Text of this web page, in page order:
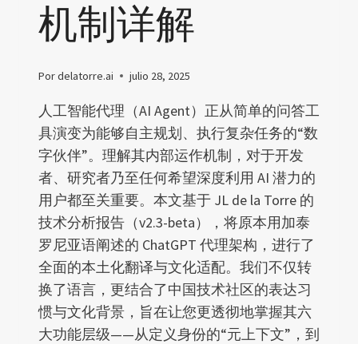
机制详解
Pordelatorre.ai julio 28, 2025
人工智能代理（AI Agent）正从简单的问答工
具演变为能够自主规划、执行复杂任务的“数
字伙伴”。理解其内部运作机制，对于开发
者、研究者乃至任何希望深度利用 AI 潜力的
用户都至关重要。本文基于 JL de la Torre 的
技术分析报告（v2.3-beta），将原本用加泰
罗尼亚语阐述的 ChatGPT 代理架构，进行了
全面的本土化翻译与文化适配。我们不仅转
换了语言，更结合了中国技术社区的表达习
惯与文化背景，旨在让您更透彻地掌握其六
大功能层级——从定义身份的“元上下文”，到